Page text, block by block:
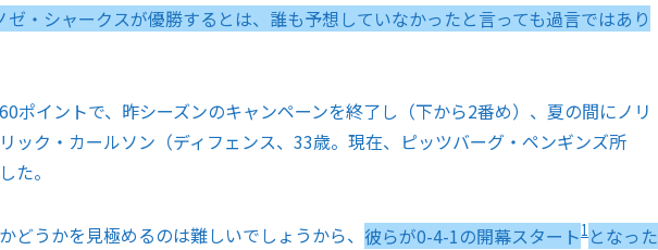
ゼ・シャークスが優勝するとは、誰も予想していなかったと言っても過言ではあり
ポイントで、昨シーズンのキャンペーンを終了し（下から2番め）、夏の間にノリ
ック・カールソン（ディフェンス、33歳。現在、ピッツバーグ・ペンギンズ所
た。
どうかを見極めるのは難しいでしょうから、 彼らが0-4-1の開幕スタート1 となった